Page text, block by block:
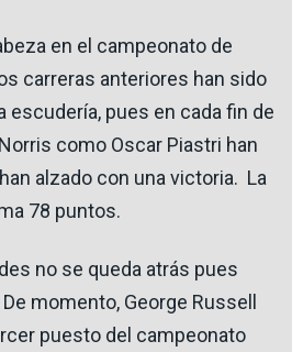
en el campeonato de
carreras anteriores han sido
escudería, pues en cada fin de
como Oscar Piastri han
alzado con una victoria. La
78 puntos.
no se queda atrás pues
momento, George Russell
puesto del campeonato